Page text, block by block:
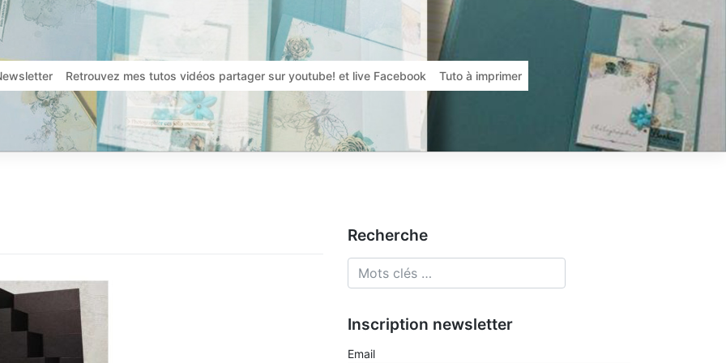
Retrouvez mes tutos vidéos partager sur youtube! et live Facebook Tuto à imprimer
Recherche
Inscription newsletter
Email